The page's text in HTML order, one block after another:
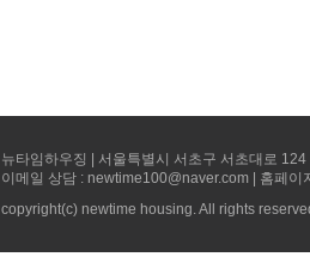
뉴타임하우징 | 서울특별시 서초구 서초대로
이메일 상담 : newtime100@naver.com | 홈페
copyright(c) newtime housing. All rights